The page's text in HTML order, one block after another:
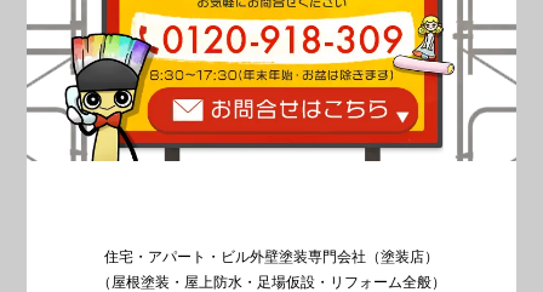
住宅・アパート・ビル外壁塗装専門会社（塗装店）
（屋根塗装・屋上防水・足場仮設・リフォーム全般）